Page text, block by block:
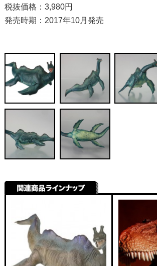
税抜価格：3,980円
発売時期：2017年10月発売